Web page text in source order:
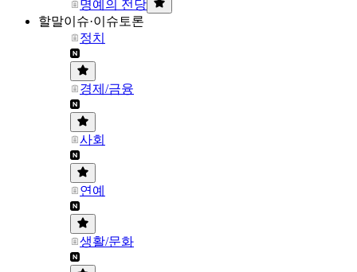
명예의 전당
할말이슈·이슈토론
정치
경제/금융
사회
연예
생활/문화